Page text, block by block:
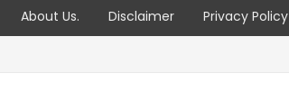
About Us. Disclaimer Privacy Policy